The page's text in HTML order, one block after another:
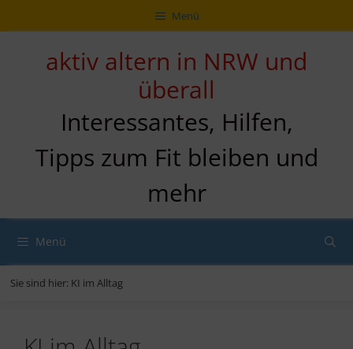
Inhalt
zur
Navigation
Inhalt
Menü
aktiv altern in NRW und
überall
Interessantes, Hilfen,
Tipps zum Fit bleiben und
mehr
Menü
Sie sind hier: KI im Alltag